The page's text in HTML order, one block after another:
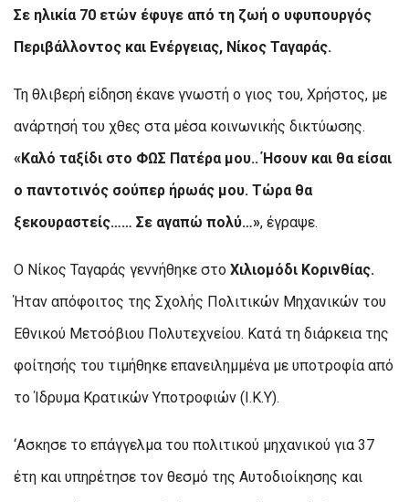
Σε ηλικία 70 ετών έφυγε από τη ζωή ο υφυπουργός
Περιβάλλοντος και Ενέργειας, Νίκος Ταγαράς.
Τη θλιβερή είδηση έκανε γνωστή ο γιος του, Χρήστος, με
ανάρτησή του χθες στα μέσα κοινωνικής δικτύωσης.
«Καλό ταξίδι στο ΦΩΣ Πατέρα μου.. Ήσουν και θα είσαι
ο παντοτινός σούπερ ήρωάς μου. Τώρα θα
ξεκουραστείς…… Σε αγαπώ πολύ…», έγραψε.
Ο Νίκος Ταγαράς γεννήθηκε στο Χιλιομόδι Κορινθίας.
Ήταν απόφοιτος της Σχολής Πολιτικών Μηχανικών του
Εθνικού Μετσόβιου Πολυτεχνείου. Κατά τη διάρκεια της
φοίτησής του τιμήθηκε επανειλημμένα με υποτροφία από
το Ίδρυμα Κρατικών Υποτροφιών (Ι.Κ.Υ).
‘Ασκησε το επάγγελμα του πολιτικού μηχανικού για 37
έτη και υπηρέτησε τον θεσμό της Αυτοδιοίκησης και